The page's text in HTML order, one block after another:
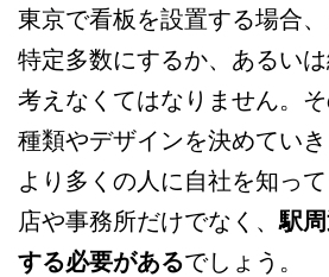
東京で看板を設置する場合
特定多数にするか、あるい
考えなくてはなりません。
種類やデザインを決めていき
より多くの人に自社を知っ
店や事務所だけでなく、駅
する必要があるでしょう。